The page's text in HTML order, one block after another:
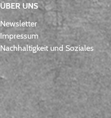
ÜBER UNS
Newsletter
Impressum
Nachhaltigkeit und Soziales